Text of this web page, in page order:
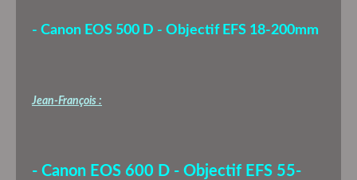
- Canon EOS 500 D - Objectif EFS 18-200mm
Jean-François :
- Canon EOS 600 D - Objectif EFS 55-